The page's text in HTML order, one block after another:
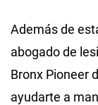
Además de
abogado de
Bronx Pioneer
ayudarte a